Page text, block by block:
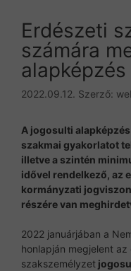
Erdészeti
számára
2022.09.12. Szerző:
A jogosulti
szakmai gyakorlatot
illetve a szintén
idővel rendelkező, az
kormányzati
részére van
2022 januárjában a
honlapján megjelent
szakszemélyzet